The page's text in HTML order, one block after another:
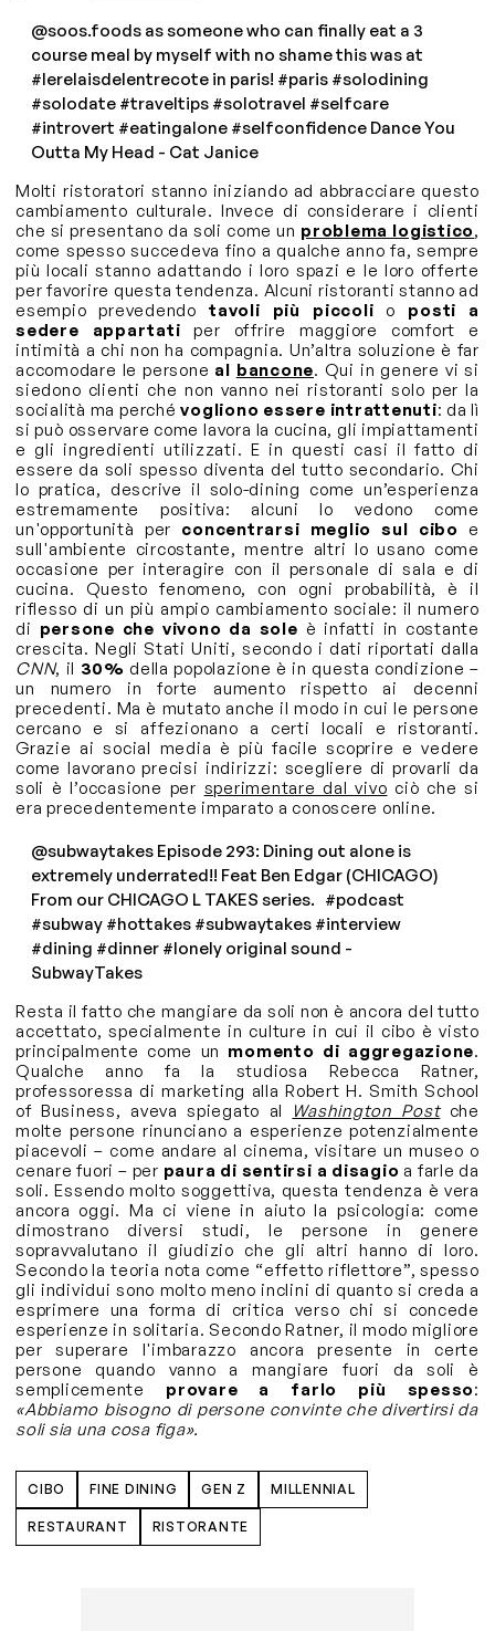
@soos.foods as someone who can finally eat a 3
course meal by myself with no shame this was at
#lerelaisdelentrecote in paris! #paris #solodining
#solodate #traveltips #solotravel #selfcare
#introvert #eatingalone #selfconfidence Dance You
Outta My Head - Cat Janice
Molti ristoratori stanno iniziando ad abbracciare questo
cambiamento culturale. Invece di considerare i clienti
che si presentano da soli come un problema logistico,
come spesso succedeva fino a qualche anno fa, sempre
più locali stanno adattando i loro spazi e le loro offerte
per favorire questa tendenza. Alcuni ristoranti stanno ad
esempio prevedendotavoli più piccoli o posti a
sedere appartati per offrire maggiore comfort e
intimità a chi non ha compagnia. Un’altra soluzione è far
accomodare le persone al bancone. Qui in genere vi si
siedono clienti che non vanno nei ristoranti solo per la
socialità ma perchévogliono essere intrattenuti: da lì
si può osservare come lavora la cucina, gli impiattamenti
e gli ingredienti utilizzati. E in questi casi il fatto di
essere da soli spesso diventa del tutto secondario. Chi
lo pratica, descrive il solo-dining come un’esperienza
estremamente positiva: alcuni lo vedono come
un'opportunità per concentrarsi meglio sul cibo
e
sull'ambiente circostante, mentre altri lo usano come
occasione per interagire con il personale di sala e di
cucina. Questo fenomeno, con ogni probabilità, è il
riflesso di un più ampio cambiamento sociale: il numero
di persone che vivono da sole è infatti in costante
crescita. Negli Stati Uniti, secondo i dati riportati dalla
CNN, il 30% della popolazione è in questa condizione –
un numero in forte aumento rispetto ai decenni
precedenti. Ma è mutato anche il modo in cui le persone
cercano e si affezionano a certi locali e ristoranti.
Grazie ai social media è più facile scoprire e vedere
come lavorano precisi indirizzi: scegliere di provarli da
soli è l’occasione per sperimentare dal vivo ciò che si
era precedentemente imparato a conoscere online.
@subwaytakes Episode 293: Dining out alone is
extremely underrated!! Feat Ben Edgar (CHICAGO)
From our CHICAGO L TAKES series. #podcast
#subway #hottakes #subwaytakes #interview
#dining #dinner #lonely original sound -
SubwayTakes
Resta il fatto che mangiare da soli non è ancora del tutto
accettato, specialmente in culture in cui il cibo è visto
principalmente come un momento di aggregazione.
Qualche anno fa la studiosa Rebecca Ratner,
professoressa di marketing alla Robert H. Smith School
of Business, aveva spiegato al
Washington Postche
molte persone rinunciano a esperienze potenzialmente
piacevoli – come andare al cinema, visitare un museo o
cenare fuori – per paura di sentirsi a disagio a farle da
soli. Essendo molto soggettiva, questa tendenza è vera
ancora oggi. Ma ci viene in aiuto la psicologia: come
dimostrano diversi studi, le persone in genere
sopravvalutano il giudizio che gli altri hanno di loro.
Secondo la teoria nota come “effetto riflettore”, spesso
gli individui sono molto meno inclini di quanto si creda a
esprimere una forma di critica verso chi si concede
esperienze in solitaria. Secondo Ratner, il modo migliore
per superare l'imbarazzo ancora presente in certe
persone quando vanno a mangiare fuori da soli è
semplicemente provare a farlo più spesso:
«Abbiamo bisogno di persone convinte che divertirsi da
soli sia una cosa figa».
CIBO FINE DINING GEN Z MILLENNIAL
RESTAURANT RISTORANTE